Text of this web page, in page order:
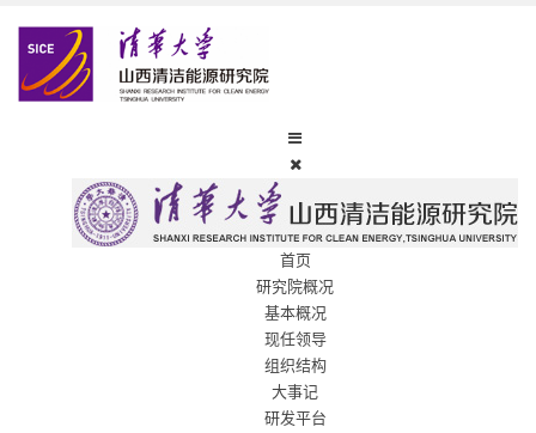
首页
研究院概况
基本概况
现任领导
组织结构
大事记
研发平台